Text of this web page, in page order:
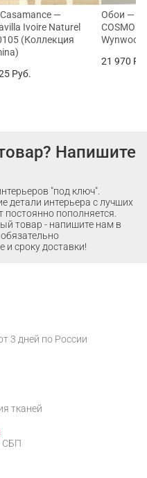
—
Ivoire Naturel
(Коллекция
Руб.
Обои —
Wynwood
21 970
Напишите
"под ключ".
детали интерьера с лучших
пополняется.
товар - напишите нам в
и сроку доставки!
3 дней по России
тканей
СБП